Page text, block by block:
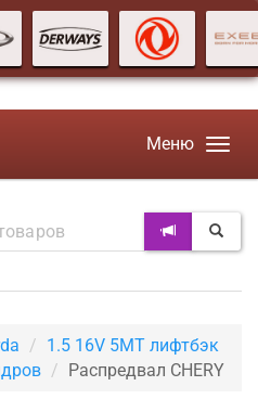
Меню
1.5 16V 5MT лифтбэк
Распредвал CHERY